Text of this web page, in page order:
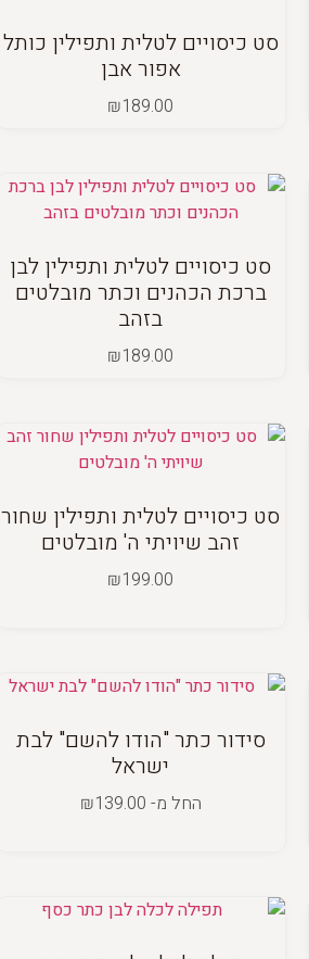
סט כיסויים לטלית ותפילין כותל
אפור אבן
₪189.00
סט כיסויים לטלית ותפילין לבן
ברכת הכהנים וכתר מובלטים
בזהב
₪189.00
סט כיסויים לטלית ותפילין שחור
זהב שיויתי ה' מובלטים
₪199.00
סידור כתר "הודו להשם" לבת
ישראל
החל מ- ₪139.00